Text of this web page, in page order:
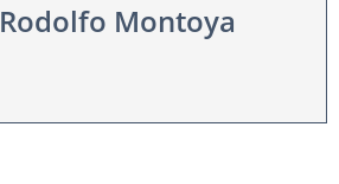
Rodolfo Montoya